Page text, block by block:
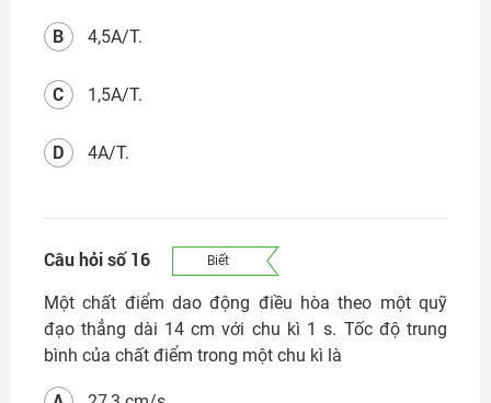
4,5A/T.
B
1,5A/T.
C
4A/T.
D
Câu hỏi số 16 Biết
Một chất điểm dao động điều hòa theo một quỹ
đạo thẳng dài 14 cm với chu kì 1 s. Tốc độ trung
bình của chất điểm trong một chu kì là